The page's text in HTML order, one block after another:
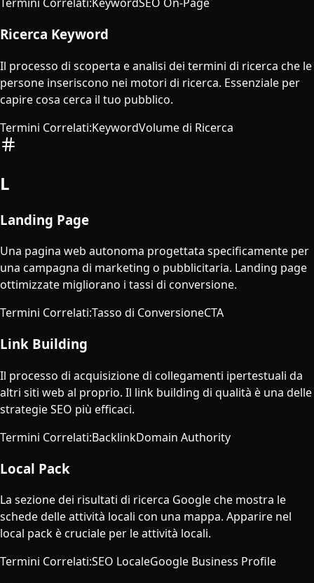
Termini Correlati:KeywordSEO On-Page
Ricerca Keyword
Il processo di scoperta e analisi dei termini di ricerca che le
persone inseriscono nei motori di ricerca. Essenziale per
capire cosa cerca il tuo pubblico.
Termini Correlati:KeywordVolume di Ricerca
L
Landing Page
Una pagina web autonoma progettata specificamente per
una campagna di marketing o pubblicitaria. Landing page
ottimizzate migliorano i tassi di conversione.
Termini Correlati:Tasso di ConversioneCTA
Link Building
Il processo di acquisizione di collegamenti ipertestuali da
altri siti web al proprio. Il link building di qualità è una delle
strategie SEO più efficaci.
Termini Correlati:BacklinkDomain Authority
Local Pack
La sezione dei risultati di ricerca Google che mostra le
schede delle attività locali con una mappa. Apparire nel
local pack è cruciale per le attività locali.
Termini Correlati:SEO LocaleGoogle Business Profile